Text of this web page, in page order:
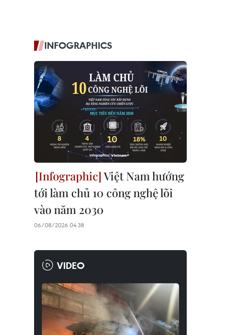
INFOGRAPHICS
Việt Nam hướng
tới làm chủ 10 công nghệ lõi
vào năm 2030
06/08/2026 04:38
VIDEO